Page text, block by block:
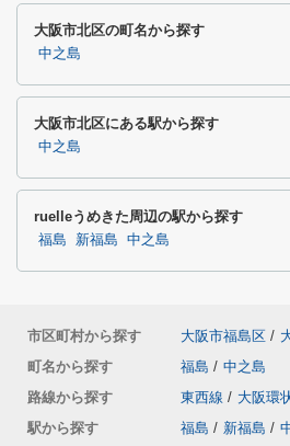
大阪市北区の町名から探す
中之島
大阪市北区にある駅から探す
中之島
ruelleうめきた周辺の駅から探す
福島 新福島 中之島
市区町村から探す 大阪市福島区 /
町名から探す
福島 / 中之島
路線から探す
東西線 / 大阪環
駅から探す
福島 / 新福島 /